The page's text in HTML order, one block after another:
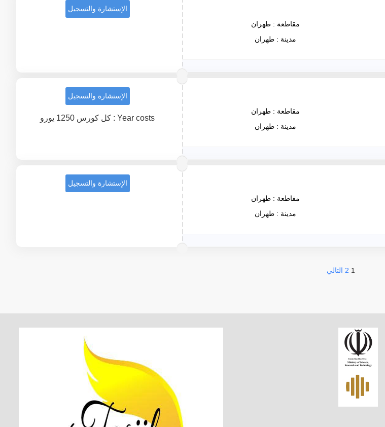
مقاطعة : طهران
مدينة : طهران
الإستشارة والتسجيل
مقاطعة : طهران
مدينة : طهران
الإستشارة والتسجيل
Year costs : كل كورس 1250 يورو
مقاطعة : طهران
مدينة : طهران
الإستشارة والتسجيل
1
2 التالي